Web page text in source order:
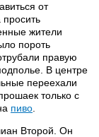
от
просить
жители
пороть
правую
В центре
переехали
только с
пиво
Второй. Он